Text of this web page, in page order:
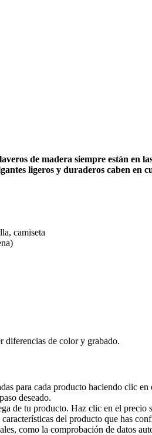
de madera siempre están
ligeros y duraderos caben
camiseta
diferencias de color y grabado.
para cada producto haciendo clic en
deseado.
de tu producto. Haz clic en el
del producto que has
como la comprobación de datos